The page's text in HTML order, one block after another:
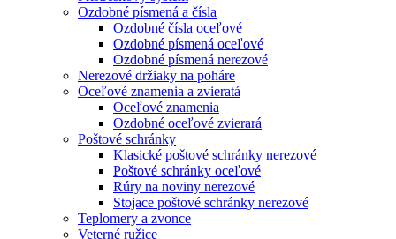
Ozdobné písmená a čísla
Ozdobné čísla oceľové
Ozdobné písmená oceľové
Ozdobné písmená nerezové
Nerezové držiaky na poháre
Oceľové znamenia a zvieratá
Oceľové znamenia
Ozdobné oceľové zvierará
Poštové schránky
Klasické poštové schránky nerezové
Poštové schránky oceľové
Rúry na noviny nerezové
Stojace poštové schránky nerezové
Teplomery a zvonce
Veterné ružice